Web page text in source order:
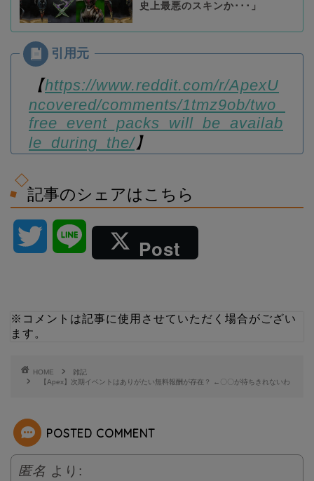
史上最悪のスキンか･･･」
【https://www.reddit.com/r/ApexU
ncovered/comments/1tmz9ob/two_
free_event_packs_will_be_availab
le_during_the/】
記事のシェアはこちら
t
r
Post
※コメントは記事に使用させていただく場合がござい
ます。
HOME
雑記
【Apex】次期イベントはありがたい無料報酬が存在？ ←〇〇が待ちきれないわ
POSTED COMMENT
匿名 より: